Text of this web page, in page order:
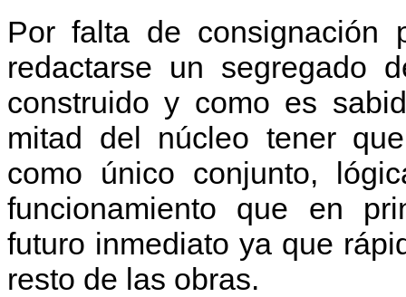
Por falta de consignación
redactarse un segregado
construido y como es
mitad del núcleo tener
como único conjunto,
funcionamiento que en
futuro inmediato ya que
resto de las obras.